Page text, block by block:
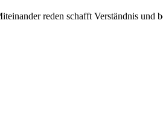
reden schafft Verständnis und